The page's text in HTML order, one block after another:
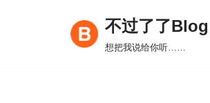
不过了了Blog
想把我说给你听……